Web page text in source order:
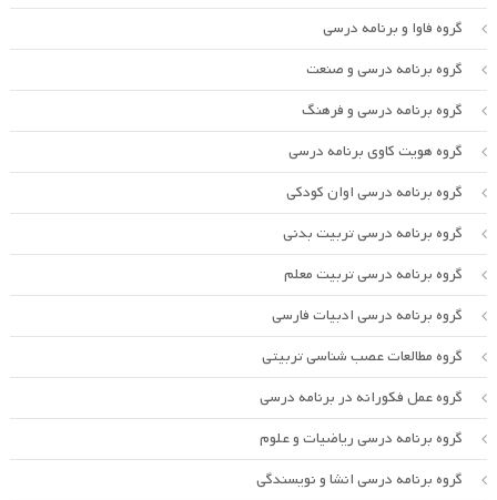
گروه فاوا و برنامه درسی
گروه برنامه درسی و صنعت
گروه برنامه درسی و فرهنگ
گروه هویت کاوی برنامه درسی
گروه برنامه درسی اوان کودکی
گروه برنامه درسی تربیت بدنی
گروه برنامه درسی تربیت معلم
گروه برنامه درسی ادبیات فارسی
گروه مطالعات عصب شناسی تربیتی
گروه عمل فکورانه در برنامه درسی
گروه برنامه درسی ریاضیات و علوم
گروه برنامه درسی انشا و نویسندگی